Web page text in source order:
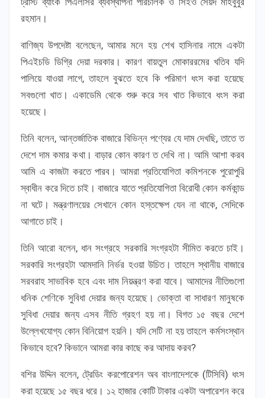
রহমান।
বাণিজ্য উপদেষ্টা বলেছেন, আমার মনে হয় শেখ হাসিনার নামে একটা
পিএইচডি ডিগ্রি দেয়া দরকার। কারণ বায়তুল মোকাররমের খতিব যদি
পালিয়ে যাওয়া লাগে, তাহলে বুঝতে হবে কি পরিমাণ ধংস করা হয়েছে
সবগুলো খাত। একাডেমি থেকে শুরু করে সব খাত কিভাবে ধংস করা
হয়েছে।
তিনি বলেন, আন্তর্জাতিক বাজারে বিভিন্ন পণ্যের যে দাম দেখছি, তাতে ত
দেশে দাম কমার কথা। বাড়ার কোন কারণ ত দেখি না। আমি আশা করব
আমি এ কাজটা করতে পারব। আমরা প্রতিযোগিতা কমিশনকে পুরোপুরি
স্বাধীন করে দিতে চাই। বাজারে যাতে প্রতিযোগিতা বিরোধী কোন কর্মকান্ড
না ঘটে। মন্ত্রণালয়ের সেখানে কোন হস্তক্ষেপ যেন না থাকে, সেদিকে
আগাতে চাই।
তিনি আরো বলেন, ধান সংগ্রহে সরকারি সংগ্রহটা সীমিত করতে চাই।
সরকারি সংগ্রহটা আমদানি নির্ভর হওয়া উচিত। তাহলে স্থানীয় বাজারে
সরবরাহ সাভাবিক হবে এবং দাম নিয়ন্ত্রণ করা যাবে। আমাদের নীতিগুলো
ধনিক শেণিকে সুবিধা দেয়ার জন্য হয়েছে। ভোক্তা বা সাধারণ মানুষকে
সুবিধা দেয়ার জন্য এসব নীতি গ্রহণ হয় না। বিগত ১৫ বছর দেশে
উল্লেখযোগ্য কোন বিনিয়োগ হয়নি। যদি সেটি না হয় তাহলে কর্মসংস্থান
কিভাবে হবে? কিভানে আমরা কার কাছে কর আদায় করব?
বশির উদ্দিন বলেন, ট্রেডিং করপোরেশন অব বাংলাদেশকে (টিসিবি) ধংস
করা হয়েছে ১৫ বছর ধরে। ১২ হাজার কোটি টাকার একটা অপারেশন করে